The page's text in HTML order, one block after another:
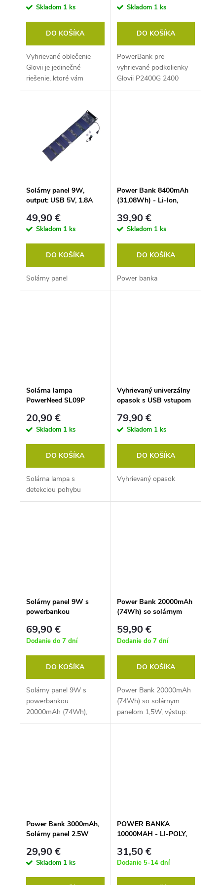
Skladom 1 ks
DO KOŠÍKA
Vyhrievané oblečenie
Glovii je jedinečné
riešenie, ktoré vám
umožňuje udržiavať
Skladom 1 ks
DO KOŠÍKA
PowerBank pre
vyhrievané podkolienky
Glovii P2400G 2400
mAh je vhodná pre
Solárny panel 9W,
output: USB 5V, 1.8A
49,90 €
Skladom 1 ks
DO KOŠÍKA
Solárny panel
Power Bank 8400mAh
(31,08Wh) - Li-Ion,
5V, 2.1A
39,90 €
Skladom 1 ks
DO KOŠÍKA
Power banka
Solárna lampa
PowerNeed SL09P
20,90 €
Skladom 1 ks
DO KOŠÍKA
Solárna lampa s
detekciou pohybu
Vyhrievaný univerzálny
opasok s USB vstupom
79,90 €
Skladom 1 ks
DO KOŠÍKA
Vyhrievaný opasok
Solárny panel 9W s
powerbankou
výstup: USB 2x 5V, 2A
69,90 €
Dodanie do 7 dní
DO KOŠÍKA
Solárny panel 9W s
powerbankou
20000mAh (74Wh),
výstup: USB 2x 5V, 2A
Power Bank 20000mAh
(74Wh) so solárnym
USB QC3.0 PD 18W
(max.) - USB 5V, 2A
59,90 €
Dodanie do 7 dní
DO KOŠÍKA
Power Bank 20000mAh
(74Wh) so solárnym
panelom 1,5W, výstup:
USB QC3.0 PD 18W
Power Bank 3000mAh,
Solárny panel 2.5W
29,90 €
Skladom 1 ks
POWER BANKA
10000MAH - LI-POLY,
31,50 €
Dodanie 5-14 dní